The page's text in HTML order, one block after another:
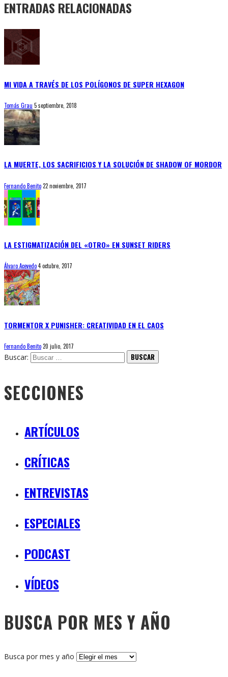
ENTRADAS RELACIONADAS
MI VIDA A TRAVÉS DE LOS POLÍGONOS DE SUPER HEXAGON
Tomás Grau 5 septiembre, 2018
LA MUERTE, LOS SACRIFICIOS Y LA SOLUCIÓN DE SHADOW OF MORDOR
Fernando Benito22 noviembre, 2017
LA ESTIGMATIZACIÓN DEL «OTRO» EN SUNSET RIDERS
Álvaro Acevedo4 octubre, 2017
TORMENTOR X PUNISHER: CREATIVIDAD EN EL CAOS
Fernando Benito20 julio, 2017
Buscar:
SECCIONES
ARTÍCULOS
CRÍTICAS
ENTREVISTAS
ESPECIALES
PODCAST
VÍDEOS
BUSCA POR MES Y AÑO
Busca por mes y año